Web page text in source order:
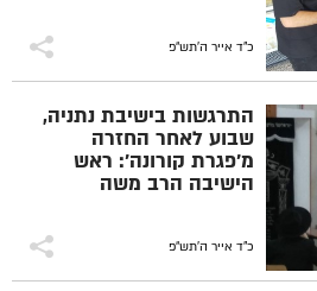
כ"ד אייר ה׳תש״פ
התרגשות בישיבת נתניה,
שבוע לאחר החזרה
מ'פגרת קורונה': ראש
הישיבה הרב משה
לפרשת 'במדבר'
כ"ד אייר ה׳תש״פ